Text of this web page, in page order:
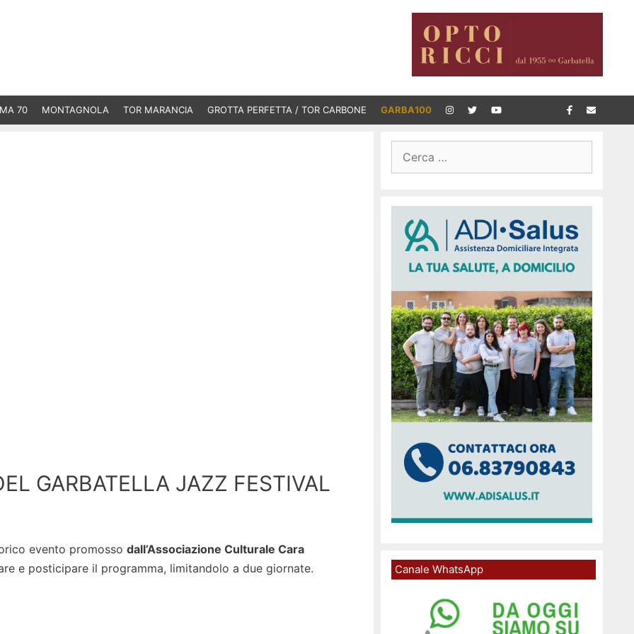
70 MONTAGNOLA TOR MARANCIA GROTTA PERFETTA / TOR CARBONE GARBA100
GARBATELLA JAZZ FESTIVAL
evento promosso dall’Associazione Culturale Cara
e posticipare il programma, limitandolo a due giornate.
per:
Canale WhatsApp